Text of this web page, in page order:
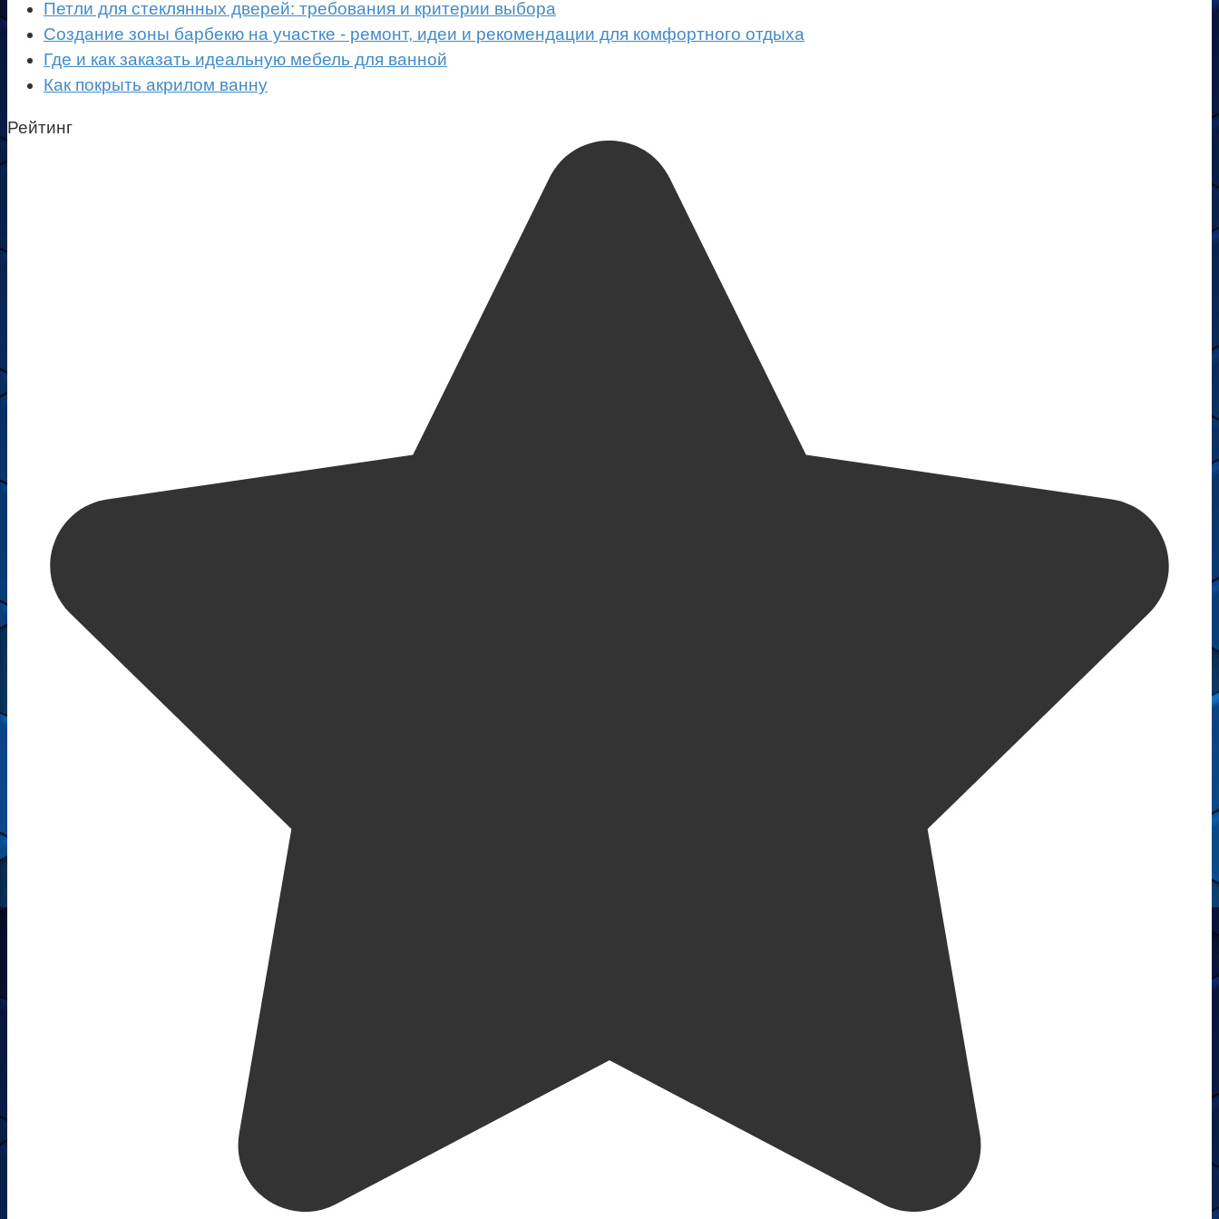
Петли для стеклянных дверей: требования и критерии выбора
Создание зоны барбекю на участке - ремонт, идеи и рекомендации для комфортного отдыха
Где и как заказать идеальную мебель для ванной
Как покрыть акрилом ванну
Рейтинг